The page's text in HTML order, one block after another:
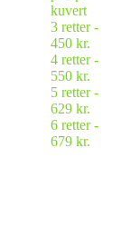
kuvert
3 retter -
450 kr.
4 retter -
550 kr.
5 retter -
629 kr.
6 retter -
679 kr.